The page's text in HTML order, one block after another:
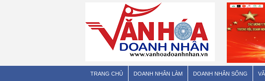
TRANG CHỦ DOANH NHÂN LÀM DOANH NHÂN SỐNG